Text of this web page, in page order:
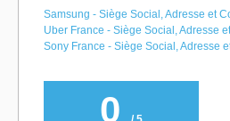
Samsung - Siège Social, Adresse et
Uber France - Siège Social, Adresse
Sony France - Siège Social, Adresse
0